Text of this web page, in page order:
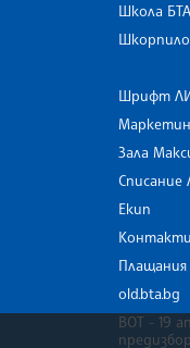
Школа БТА
Шрифт
Зала
Списание
Екип
Контакти
Плащания
old.bta.bg
ВОТ - 19